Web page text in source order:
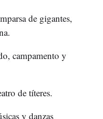
de gigantes,
campamento y
de títeres.
y danzas